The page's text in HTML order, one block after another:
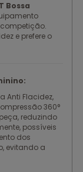
Bossa
e prefere o
Anti Flacidez,
360°
reduzindo
possíveis
dos
evitando a